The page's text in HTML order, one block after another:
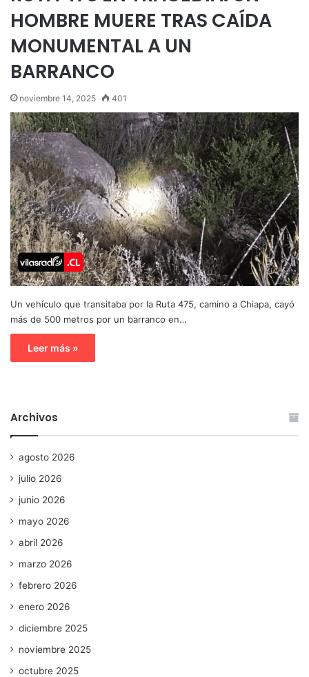
HOMBRE MUERE TRAS CAÍDA
MONUMENTAL A UN
BARRANCO
noviembre 14, 2025 401
Un vehículo que transitaba por la Ruta 475, camino a Chiapa, cayó
más de 500 metros por un barranco en…
Leer más »
Archivos
agosto 2026
julio 2026
junio 2026
mayo 2026
abril 2026
marzo 2026
febrero 2026
enero 2026
diciembre 2025
noviembre 2025
octubre 2025